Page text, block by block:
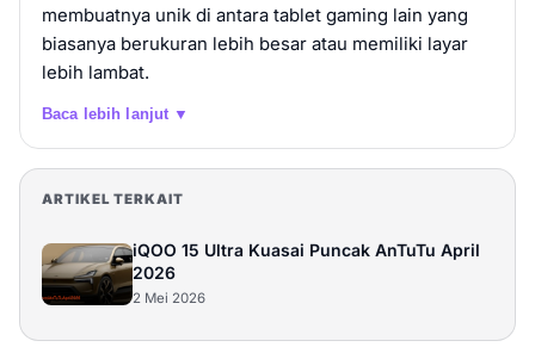
membuatnya unik di antara tablet gaming lain yang
biasanya berukuran lebih besar atau memiliki layar
lebih lambat.
Baca lebih lanjut ▼
ARTIKEL TERKAIT
iQOO 15 Ultra Kuasai Puncak AnTuTu April
2026
2 Mei 2026